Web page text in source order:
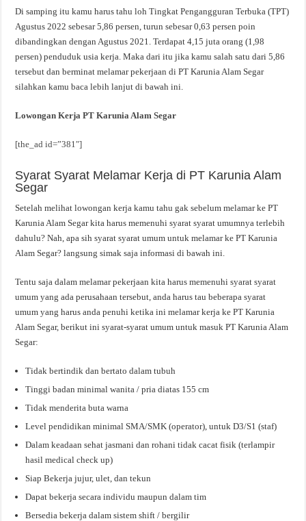
Di samping itu kamu harus tahu loh Tingkat Pengangguran Terbuka (TPT)
Agustus 2022 sebesar 5,86 persen, turun sebesar 0,63 persen poin
dibandingkan dengan Agustus 2021. Terdapat 4,15 juta orang (1,98
persen) penduduk usia kerja. Maka dari itu jika kamu salah satu dari 5,86
tersebut dan berminat melamar pekerjaan di PT Karunia Alam Segar
silahkan kamu baca lebih lanjut di bawah ini.
Lowongan Kerja PT Karunia Alam Segar
[the_ad id=”381″]
Syarat Syarat Melamar Kerja di PT Karunia Alam
Segar
Setelah melihat lowongan kerja kamu tahu gak sebelum melamar ke PT
Karunia Alam Segar kita harus memenuhi syarat syarat umumnya terlebih
dahulu? Nah, apa sih syarat syarat umum untuk melamar ke PT Karunia
Alam Segar? langsung simak saja informasi di bawah ini.
Tentu saja dalam melamar pekerjaan kita harus memenuhi syarat syarat
umum yang ada perusahaan tersebut, anda harus tau beberapa syarat
umum yang harus anda penuhi ketika ini melamar kerja ke PT Karunia
Alam Segar, berikut ini syarat-syarat umum untuk masuk PT Karunia Alam
Segar:
Tidak bertindik dan bertato dalam tubuh
Tinggi badan minimal wanita / pria diatas 155 cm
Tidak menderita buta warna
Level pendidikan minimal SMA/SMK (operator), untuk D3/S1 (staf)
Dalam keadaan sehat jasmani dan rohani tidak cacat fisik (terlampir
hasil medical check up)
Siap Bekerja jujur, ulet, dan tekun
Dapat bekerja secara individu maupun dalam tim
Bersedia bekerja dalam sistem shift / bergilir